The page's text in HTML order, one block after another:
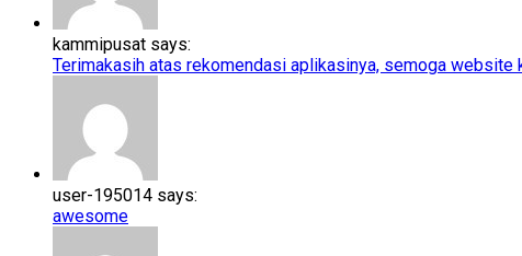
kammipusat says:
Terimakasih atas rekomendasi aplikasinya, semoga website
user-195014 says:
awesome